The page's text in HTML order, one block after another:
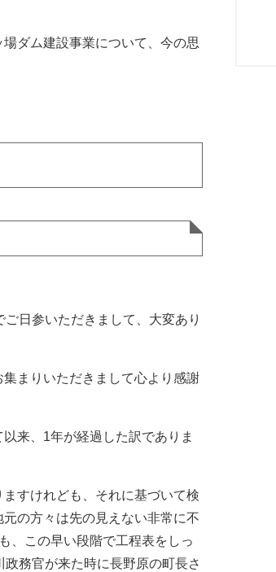
ダム建設事業について、今の思
日参いただきまして、大変あり
まりいただきまして心より感謝
来、1年が経過した訳でありま
すけれども、それに基づいて検
の方々は先の見えない非常に不
、この早い段階で工程表をしっ
務官が来た時に長野原の町長さ